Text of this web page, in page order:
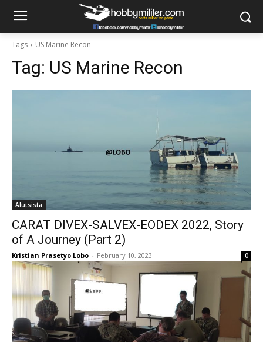
Tags US Marine Recon
Tag: US Marine Recon
Alutsista
CARAT DIVEX-SALVEX-EODEX 2022, Story
of A Journey (Part 2)
Kristian Prasetyo Lobo - February 10, 2023 0